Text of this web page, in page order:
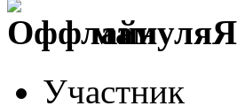
мамуляЯ
Участник